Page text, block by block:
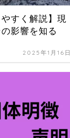
すく解説】現
影響を知る
2025年1月16日